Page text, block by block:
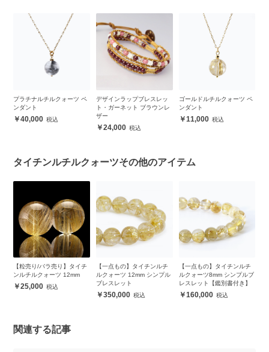
プラチナルチルクォーツ ペ
ンダント
40,000
デザインラップブレスレッ
ト・ガーネット ブラウンレ
ザー
24,000
ゴールドルチルクォーツ ペ
ンダント
11,000
タイチンルチルクォーツその他のアイテム
【粒売り/バラ売り】タイチ
ンルチルクォーツ 12mm
25,000
【一点もの】タイチンルチ
ルクォーツ 12mm シンプル
ブレスレット
350,000
【一点もの】タイチンルチ
ルクォーツ8mm シンプルブ
レスレット【鑑別書付き】
160,000
関連する記事